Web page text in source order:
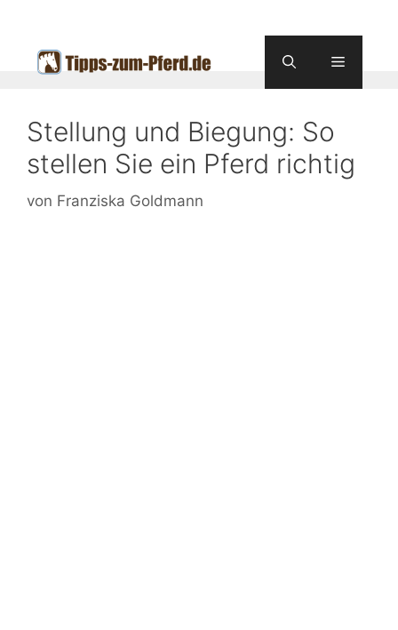
springen
Menü
Stellung und Biegung: So
stellen Sie ein Pferd richtig
von Franziska Goldmann